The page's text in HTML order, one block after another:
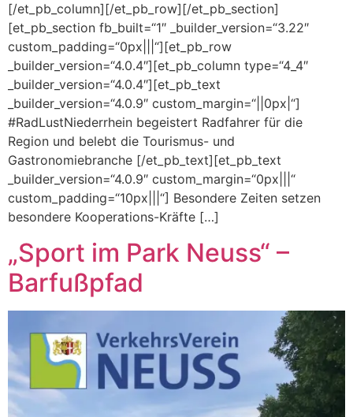
[/et_pb_column][/et_pb_row][/et_pb_section]
[et_pb_section fb_built=“1″ _builder_version=“3.22″
custom_padding=“0px|||“][et_pb_row
_builder_version=“4.0.4″][et_pb_column type=“4_4″
_builder_version=“4.0.4″][et_pb_text
_builder_version=“4.0.9″ custom_margin=“||0px|“]
#RadLustNiederrhein begeistert Radfahrer für die
Region und belebt die Tourismus- und
Gastronomiebranche [/et_pb_text][et_pb_text
_builder_version=“4.0.9″ custom_margin=“0px|||“
custom_padding=“10px|||“] ​Besondere Zeiten setzen
besondere Kooperations-Kräfte […]
„Sport im Park Neuss“ –
Barfußpfad